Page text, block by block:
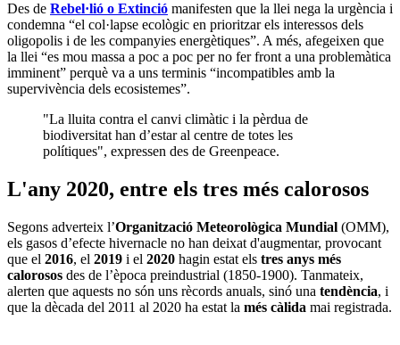
Des de Rebel·lió o Extinció manifesten que la llei nega la urgència i
condemna “el col·lapse ecològic en prioritzar els interessos dels
oligopolis i de les companyies energètiques”. A més, afegeixen que
la llei “es mou massa a poc a poc per no fer front a una problemàtica
imminent” perquè va a uns terminis “incompatibles amb la
supervivència dels ecosistemes”.
"La lluita contra el canvi climàtic i la pèrdua de
biodiversitat han d’estar al centre de totes les
polítiques", expressen des de Greenpeace.
L'any 2020, entre els tres més calorosos
Segons adverteix l’Organització Meteorològica Mundial (OMM),
els gasos d’efecte hivernacle no han deixat d'augmentar, provocant
que el 2016, el 2019 i el 2020 hagin estat els tres anys més
calorosos des de l’època preindustrial (1850-1900). Tanmateix,
alerten que aquests no són uns rècords anuals, sinó una tendència, i
que la dècada del 2011 al 2020 ha estat la més càlida mai registrada.